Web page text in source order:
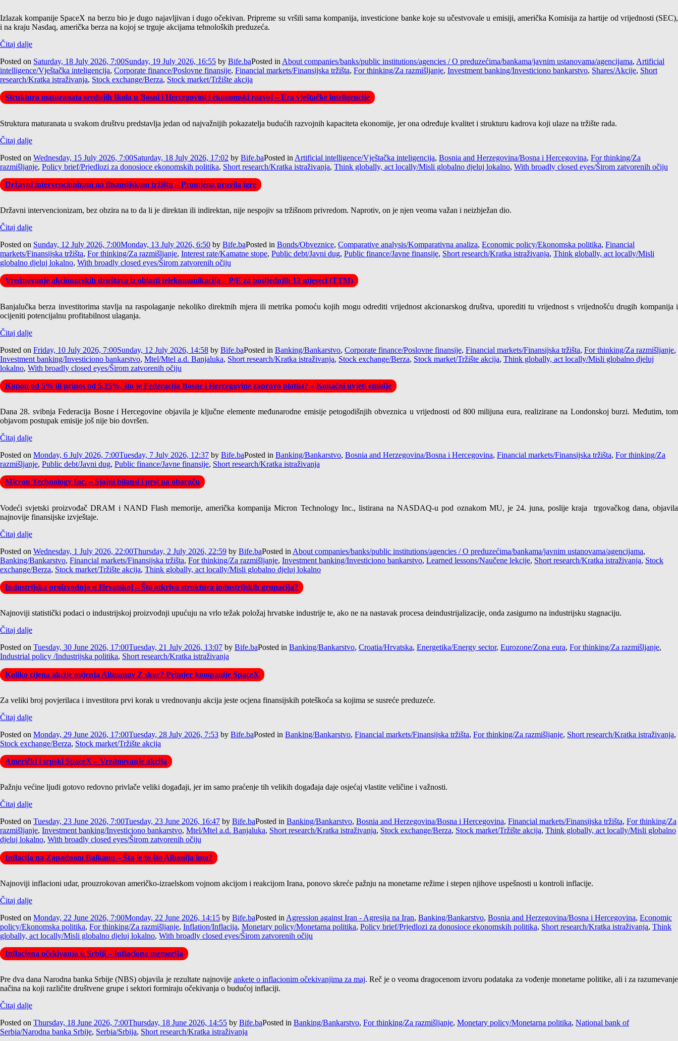
Izlazak kompanije SpaceX na berzu bio je dugo najavljivan i dugo očekivan. Pripreme su vršili sama kompanija, investicione banke koje su učestvovale u emisiji, američka Komisija za hartije od vrijednosti (SEC),
i na kraju Nasdaq, američka berza na kojoj se trguje akcijama tehnoloških preduzeća.
Čitaj dalje
Posted on Saturday, 18 July 2026, 7:00Sunday, 19 July 2026, 16:55 by Bife.baPosted in About companies/banks/public institutions/agencies / O preduzećima/bankama/javnim ustanovama/agencijama, Artificial
intelligence/Vještačka inteligencija, Corporate finance/Poslovne finansije, Financial markets/Finansijska tržišta, For thinking/Za razmišljanje, Investment banking/Investiciono bankarstvo, Shares/Akcije, Short
research/Kratka istraživanja, Stock exchange/Berza, Stock market/Tržište akcija
Struktura maturanata srednjih škola u Bosni i Hercegovini i ekonomski razvoj – Era vještačke inteligencije
Struktura maturanata u svakom društvu predstavlja jedan od najvažnijih pokazatelja budućih razvojnih kapaciteta ekonomije, jer ona određuje kvalitet i strukturu kadrova koji ulaze na tržište rada.
Čitaj dalje
Posted on Wednesday, 15 July 2026, 7:00Saturday, 18 July 2026, 17:02 by Bife.baPosted in Artificial intelligence/Vještačka inteligencija, Bosnia and Herzegovina/Bosna i Hercegovina, For thinking/Za
razmišljanje, Policy brief/Prjedlozi za donosioce ekonomskih politika, Short research/Kratka istraživanja, Think globally, act locally/Misli globalno djeluj lokalno, With broadly closed eyes/Širom zatvorenih očiju
Državni intervencionizam na finansijskom tržištu – Promjena pravila igre
Državni intervencionizam, bez obzira na to da li je direktan ili indirektan, nije nespojiv sa tržišnom privredom. Naprotiv, on je njen veoma važan i neizbježan dio.
Čitaj dalje
Posted on Sunday, 12 July 2026, 7:00Monday, 13 July 2026, 6:50 by Bife.baPosted in Bonds/Obveznice, Comparative analysis/Komparativna analiza, Economic policy/Ekonomska politika, Financial
markets/Finansijska tržišta, For thinking/Za razmišljanje, Interest rate/Kamatne stope, Public debt/Javni dug, Public finance/Javne finansije, Short research/Kratka istraživanja, Think globally, act locally/Misli
globalno djeluj lokalno, With broadly closed eyes/Širom zatvorenih očiju
Vrednovanje akcionarskih društava iz oblasti telekomunikacija – P/E za posljednjih 12 mjeseci (TTM)
Banjalučka berza investitorima stavlja na raspolaganje nekoliko direktnih mjera ili metrika pomoću kojih mogu odrediti vrijednost akcionarskog društva, uporediti tu vrijednost s vrijednošću drugih kompanija i
ocijeniti potencijalnu profitabilnost ulaganja.
Čitaj dalje
Posted on Friday, 10 July 2026, 7:00Sunday, 12 July 2026, 14:58 by Bife.baPosted in Banking/Bankarstvo, Corporate finance/Poslovne finansije, Financial markets/Finansijska tržišta, For thinking/Za razmišljanje,
Investment banking/Investiciono bankarstvo, Mtel/Mtel a.d. Banjaluka, Short research/Kratka istraživanja, Stock exchange/Berza, Stock market/Tržište akcija, Think globally, act locally/Misli globalno djeluj
lokalno, With broadly closed eyes/Širom zatvorenih očiju
Kupon od 5% ili prinos od 5,25%, što je Federacija Bosne i Hercegovine zapravo platila? – Konačni uvjeti emisije
Dana 28. svibnja Federacija Bosne i Hercegovine objavila je ključne elemente međunarodne emisije petogodišnjih obveznica u vrijednosti od 800 milijuna eura, realizirane na Londonskoj burzi. Međutim, tom
objavom postupak emisije još nije bio dovršen.
Čitaj dalje
Posted on Monday, 6 July 2026, 7:00Tuesday, 7 July 2026, 12:37 by Bife.baPosted in Banking/Bankarstvo, Bosnia and Herzegovina/Bosna i Hercegovina, Financial markets/Finansijska tržišta, For thinking/Za
razmišljanje, Public debt/Javni dug, Public finance/Javne finansije, Short research/Kratka istraživanja
Micron Technology Inc. – Sjajni bilansi i prst na obaraču
Vodeći svjetski proizvođač DRAM i NAND Flash memorije, američka kompanija Micron Technology Inc., listirana na NASDAQ-u pod oznakom MU, je 24. juna, poslije kraja trgovačkog dana, objavila
najnovije finansijske izvještaje.
Čitaj dalje
Posted on Wednesday, 1 July 2026, 22:00Thursday, 2 July 2026, 22:59 by Bife.baPosted in About companies/banks/public institutions/agencies / O preduzećima/bankama/javnim ustanovama/agencijama,
Banking/Bankarstvo, Financial markets/Finansijska tržišta, For thinking/Za razmišljanje, Investment banking/Investiciono bankarstvo, Learned lessons/Naučene lekcije, Short research/Kratka istraživanja, Stock
exchange/Berza, Stock market/Tržište akcija, Think globally, act locally/Misli globalno djeluj lokalno
Industrijska proizvodnja u Hrvatskoj – Što otkriva struktura industrijskih grupacija?
Najnoviji statistički podaci o industrijskoj proizvodnji upućuju na vrlo težak položaj hrvatske industrije te, ako ne na nastavak procesa deindustrijalizacije, onda zasigurno na industrijsku stagnaciju.
Čitaj dalje
Posted on Tuesday, 30 June 2026, 17:00Tuesday, 21 July 2026, 13:07 by Bife.baPosted in Banking/Bankarstvo, Croatia/Hrvatska, Energetika/Energy sector, Eurozone/Zona eura, For thinking/Za razmišljanje,
Industrial policy /Industrijska politika, Short research/Kratka istraživanja
Koliko cijena akcije mijenja Altmanov Z skor? Primjer kompanije SpaceX
Za veliki broj povjerilaca i investitora prvi korak u vrednovanju akcija jeste ocjena finansijskih poteškoća sa kojima se susreće preduzeće.
Čitaj dalje
Posted on Monday, 29 June 2026, 17:00Tuesday, 28 July 2026, 7:53 by Bife.baPosted in Banking/Bankarstvo, Financial markets/Finansijska tržišta, For thinking/Za razmišljanje, Short research/Kratka istraživanja,
Stock exchange/Berza, Stock market/Tržište akcija
Američki i srpski SpaceX – Vrednovanje akcija
Pažnju većine ljudi gotovo redovno privlače veliki događaji, jer im samo praćenje tih velikih događaja daje osjećaj vlastite veličine i važnosti.
Čitaj dalje
Posted on Tuesday, 23 June 2026, 7:00Tuesday, 23 June 2026, 16:47 by Bife.baPosted in Banking/Bankarstvo, Bosnia and Herzegovina/Bosna i Hercegovina, Financial markets/Finansijska tržišta, For thinking/Za
razmišljanje, Investment banking/Investiciono bankarstvo, Mtel/Mtel a.d. Banjaluka, Short research/Kratka istraživanja, Stock exchange/Berza, Stock market/Tržište akcija, Think globally, act locally/Misli globalno
djeluj lokalno, With broadly closed eyes/Širom zatvorenih očiju
Inflacija na Zapadnom Balkanu – Šta je to što Albanija ima?
Najnoviji inflacioni udar, prouzrokovan američko-izraelskom vojnom akcijom i reakcijom Irana, ponovo skreće pažnju na monetarne režime i stepen njihove uspešnosti u kontroli inflacije.
Čitaj dalje
Posted on Monday, 22 June 2026, 7:00Monday, 22 June 2026, 14:15 by Bife.baPosted in Agression against Iran - Agresija na Iran, Banking/Bankarstvo, Bosnia and Herzegovina/Bosna i Hercegovina, Economic
policy/Ekonomska politika, For thinking/Za razmišljanje, Inflation/Inflacija, Monetary policy/Monetarna politika, Policy brief/Prjedlozi za donosioce ekonomskih politika, Short research/Kratka istraživanja, Think
globally, act locally/Misli globalno djeluj lokalno, With broadly closed eyes/Širom zatvorenih očiju
Inflaciona očekivanja u Srbiji – Inflaciona memorija
Pre dva dana Narodna banka Srbije (NBS) objavila je rezultate najnovije ankete o inflacionim očekivanjima za maj. Reč je o veoma dragocenom izvoru podataka za vođenje monetarne politike, ali i za razumevanje
načina na koji različite društvene grupe i sektori formiraju očekivanja o budućoj inflaciji.
Čitaj dalje
Posted on Thursday, 18 June 2026, 7:00Thursday, 18 June 2026, 14:55 by Bife.baPosted in Banking/Bankarstvo, For thinking/Za razmišljanje, Monetary policy/Monetarna politika, National bank of
Serbia/Narodna banka Srbije, Serbia/Srbija, Short research/Kratka istraživanja